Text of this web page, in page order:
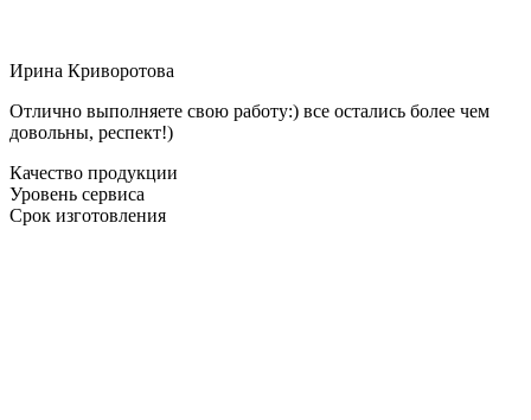
Ирина Криворотова
Отлично выполняете свою работу:) все остались более чем
довольны, респект!)
Качество продукции
Уровень сервиса
Срок изготовления